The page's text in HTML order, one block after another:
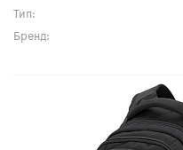
Тип:
Бренд: